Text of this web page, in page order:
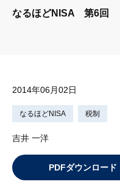
なるほどNISA 第6回
2014年06月02日
なるほどNISA 税制
吉井 一洋
PDFダウンロード